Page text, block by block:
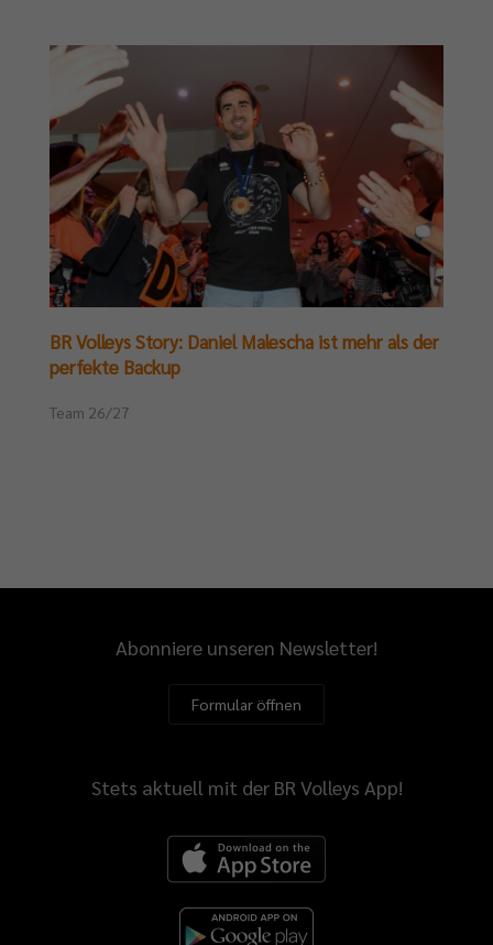
BR Volleys Story: Daniel Malescha ist mehr als der
perfekte Backup
Team 26/27
Abonniere unseren Newsletter!
Formular öffnen
Stets aktuell mit der BR Volleys App!